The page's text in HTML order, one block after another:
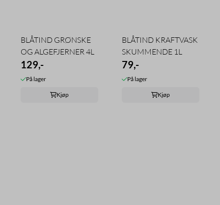
BLÅTIND GRØNSKE
OG ALGEFJERNER 4L
129,-
På lager
Kjøp
BLÅTIND KRAFTVASK
SKUMMENDE 1L
79,-
På lager
Kjøp